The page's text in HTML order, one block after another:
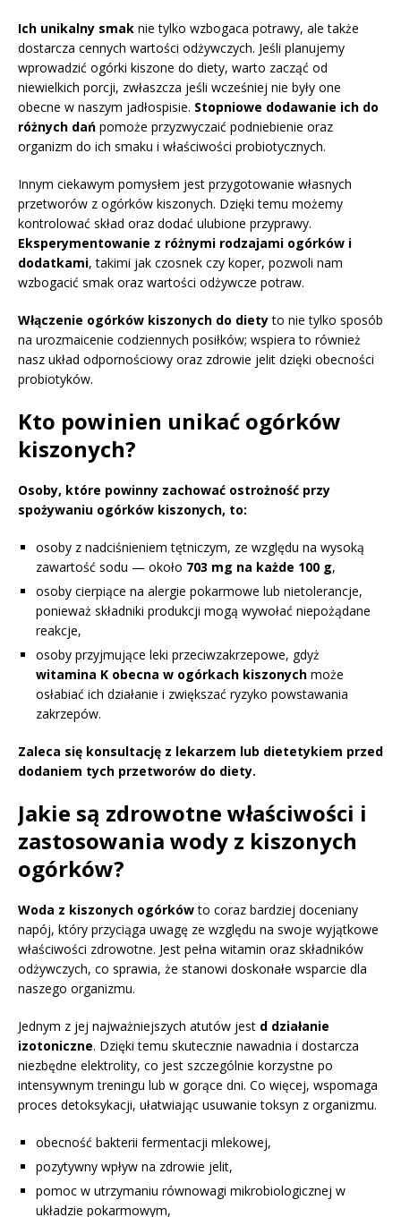
Ich unikalny smak nie tylko wzbogaca potrawy, ale także
dostarcza cennych wartości odżywczych. Jeśli planujemy
wprowadzić ogórki kiszone do diety, warto zacząć od
niewielkich porcji, zwłaszcza jeśli wcześniej nie były one
obecne w naszym jadłospisie. Stopniowe dodawanie ich do
różnych dań pomoże przyzwyczaić podniebienie oraz
organizm do ich smaku i właściwości probiotycznych.
Innym ciekawym pomysłem jest przygotowanie własnych
przetworów z ogórków kiszonych. Dzięki temu możemy
kontrolować skład oraz dodać ulubione przyprawy.
Eksperymentowanie z różnymi rodzajami ogórków i
dodatkami, takimi jak czosnek czy koper, pozwoli nam
wzbogacić smak oraz wartości odżywcze potraw.
Włączenie ogórków kiszonych do dietyto nie tylko sposób
na urozmaicenie codziennych posiłków; wspiera to również
nasz układ odpornościowy oraz zdrowie jelit dzięki obecności
probiotyków.
Kto powinien unikać ogórków
kiszonych?
Osoby, które powinny zachować ostrożność przy
spożywaniu ogórków kiszonych, to:
osoby z nadciśnieniem tętniczym, ze względu na wysoką
zawartość sodu — około 703 mg na każde 100 g,
osoby cierpiące na alergie pokarmowe lub nietolerancje,
ponieważ składniki produkcji mogą wywołać niepożądane
reakcje,
osoby przyjmujące leki przeciwzakrzepowe, gdyż
witamina K obecna w ogórkach kiszonych może
osłabiać ich działanie i zwiększać ryzyko powstawania
zakrzepów.
Zaleca się konsultację z lekarzem lub dietetykiem przed
dodaniem tych przetworów do diety.
Jakie są zdrowotne właściwości i
zastosowania wody z kiszonych
ogórków?
Woda z kiszonych ogórkówto coraz bardziej doceniany
napój, który przyciąga uwagę ze względu na swoje wyjątkowe
właściwości zdrowotne. Jest pełna witamin oraz składników
odżywczych, co sprawia, że stanowi doskonałe wsparcie dla
naszego organizmu.
Jednym z jej najważniejszych atutów jest d działanie
izotoniczne. Dzięki temu skutecznie nawadnia i dostarcza
niezbędne elektrolity, co jest szczególnie korzystne po
intensywnym treningu lub w gorące dni. Co więcej, wspomaga
proces detoksykacji, ułatwiając usuwanie toksyn z organizmu.
obecność bakterii fermentacji mlekowej,
pozytywny wpływ na zdrowie jelit,
pomoc w utrzymaniu równowagi mikrobiologicznej w
układzie pokarmowym,